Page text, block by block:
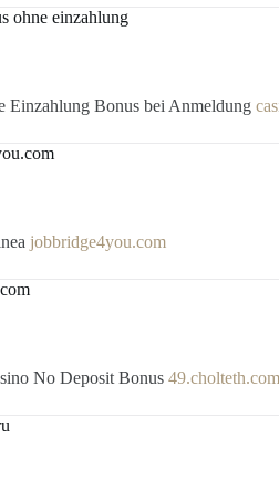
ohne einzahlung
Einzahlung Bonus bei Anmeldung
jobbridge4you.com
No Deposit Bonus 49.cholteth.com